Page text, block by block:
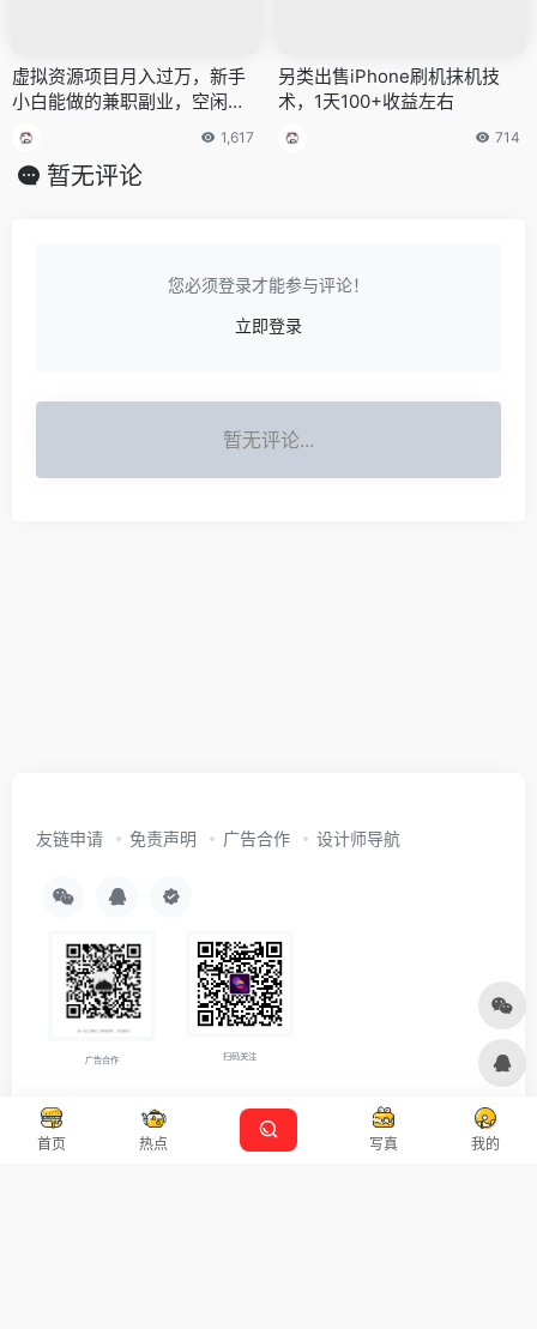
虚拟资源项目月入过万，新手
小白能做的兼职副业，空闲时
间可以做的兼职副业
1,617
另类出售iPhone刷机抹机技
术，1天100+收益左右
714
暂无评论
您必须登录才能参与评论！
立即登录
暂无评论...
首页 热点 写真 我的
友链申请 免责声明 广告合作 设计师导航
广告合作 扫码关注
Copyright © 2026沪ICP备2021007899号-5 Designed by 设计资源